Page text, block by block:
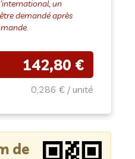
142,80 €
0,286 €
de